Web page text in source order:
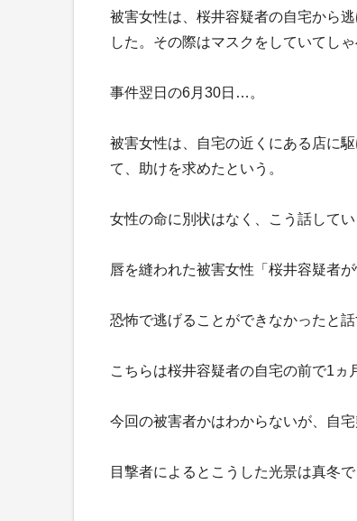
被害女性は、桜井容疑者の自宅から
した。その際はマスクをしていてし
事件翌日の6月30日…。
被害女性は、自宅の近くにある店に
て、助けを求めたという。
女性の命に別状はなく、こう話してい
唇を縫われた被害女性「桜井容疑者
恐怖で逃げることができなかったと
こちらは桜井容疑者の自宅の前で1ヵ
今回の被害者かはわからないが、自
目撃者によるとこうした光景は真冬で